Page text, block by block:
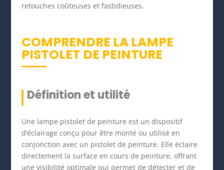
retouches coûteuses et fastidieuses.
COMPRENDRE LA LAMPE
PISTOLET DE PEINTURE
Définition et utilité
Une lampe pistolet de peinture est un dispositif
d’éclairage conçu pour être monté ou utilisé en
conjonction avec un pistolet de peinture. Elle éclaire
directement la surface en cours de peinture, offrant
une visibilité optimale qui permet de détecter et de